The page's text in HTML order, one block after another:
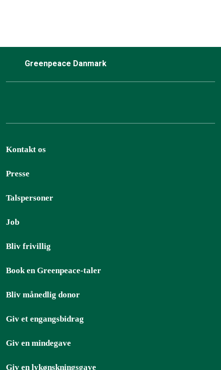
Greenpeace Danmark
Kontakt os
Presse
Talspersoner
Job
Bliv frivillig
Book en Greenpeace-taler
Bliv månedlig donor
Giv et engangsbidrag
Giv en mindegave
Giv en lykønskningsgave